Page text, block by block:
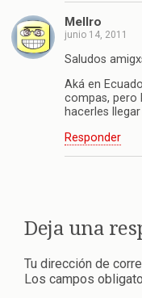
Mellro
junio 14, 2011
Saludos
Aká en
compas, pero
hacerles
Responder
Deja una
Tu dirección de
Los campos